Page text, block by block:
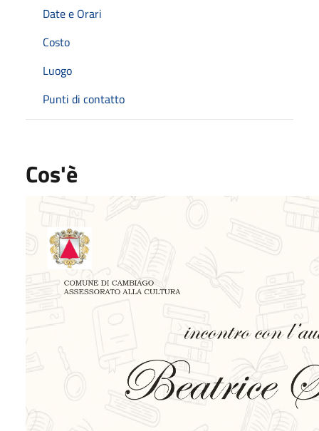
Date e Orari
Costo
Luogo
Punti di contatto
Cos'è